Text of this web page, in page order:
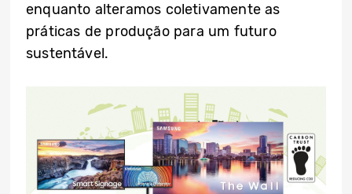
enquanto alteramos coletivamente as
práticas de produção para um futuro
sustentável.